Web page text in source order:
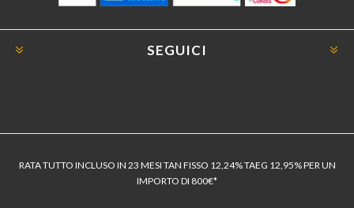
SEGUICI
RATA TUTTO INCLUSO IN 23 MESI TAN FISSO 12,24% TAEG 12,95% PER UN
IMPORTO DI 800€*